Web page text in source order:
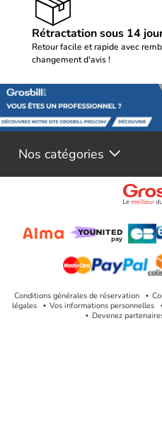
Rétractation sous 14
Retour facile et rapide avec
changement d'avis !
Nos catégories
Conditions générales de réservation
légales
Vos informations personnelles
Devenez